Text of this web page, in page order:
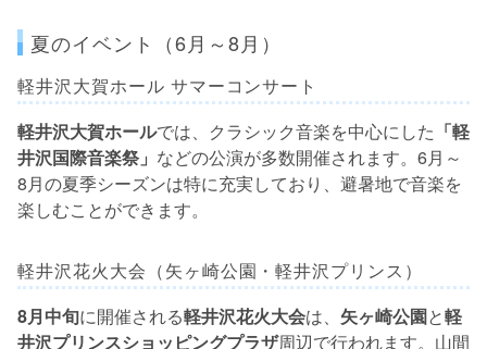
夏のイベント（6月～8月）
軽井沢大賀ホール サマーコンサート
軽井沢大賀ホールでは、クラシック音楽を中心にした 「軽
井沢国際音楽祭」 などの公演が多数開催されます。6月～
8月の夏季シーズンは特に充実しており、避暑地で音楽を
楽しむことができます。
軽井沢花火大会（矢ヶ崎公園・軽井沢プリンス）
8月中旬に開催される軽井沢花火大会は、 矢ヶ崎公園と軽
井沢プリンスショッピングプラザ周辺で行われます。山間